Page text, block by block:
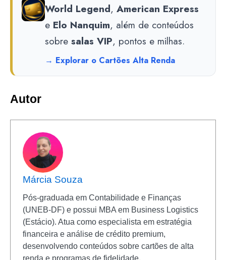
World Legend, American Express
e Elo Nanquim, além de conteúdos
sobre salas VIP, pontos e milhas.
→ Explorar o Cartões Alta Renda
Autor
Márcia Souza
Pós-graduada em Contabilidade e Finanças
(UNEB-DF) e possui MBA em Business Logistics
(Estácio). Atua como especialista em estratégia
financeira e análise de crédito premium,
desenvolvendo conteúdos sobre cartões de alta
renda e programas de fidelidade.